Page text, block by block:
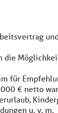
die
für
€ netto
u. v. m.